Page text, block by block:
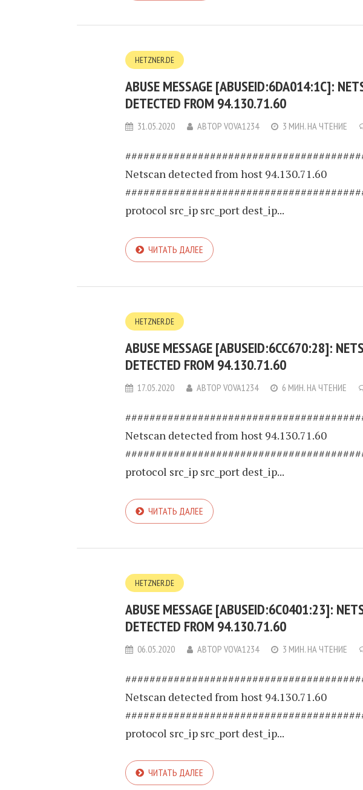
HETZNER.DE
ABUSE MESSAGE [ABUSEID:6DA014:1C]:
DETECTED FROM 94.130.71.60
31.05.2020 АВТОР VOVA1234 3 МИН. НА ЧТЕНИЕ
Netscan detected from host 94.130.71.60
protocol src_ip src_port dest_ip...
ЧИТАТЬ ДАЛЕЕ
HETZNER.DE
ABUSE MESSAGE [ABUSEID:6CC670:28]:
DETECTED FROM 94.130.71.60
17.05.2020 АВТОР VOVA1234 6 МИН. НА ЧТЕНИЕ
Netscan detected from host 94.130.71.60
protocol src_ip src_port dest_ip...
ЧИТАТЬ ДАЛЕЕ
HETZNER.DE
ABUSE MESSAGE [ABUSEID:6C0401:23]:
DETECTED FROM 94.130.71.60
06.05.2020 АВТОР VOVA1234 3 МИН. НА ЧТЕНИЕ
Netscan detected from host 94.130.71.60
protocol src_ip src_port dest_ip...
ЧИТАТЬ ДАЛЕЕ